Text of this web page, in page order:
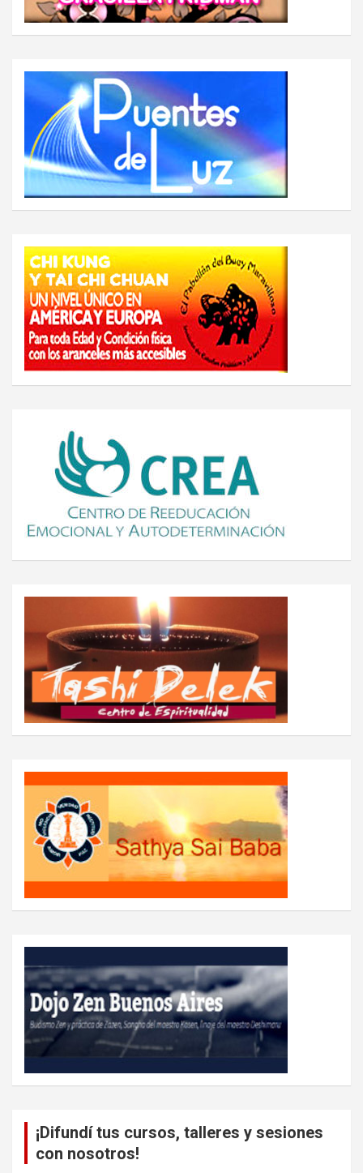
¡Difundí tus cursos, talleres y sesiones
con nosotros!